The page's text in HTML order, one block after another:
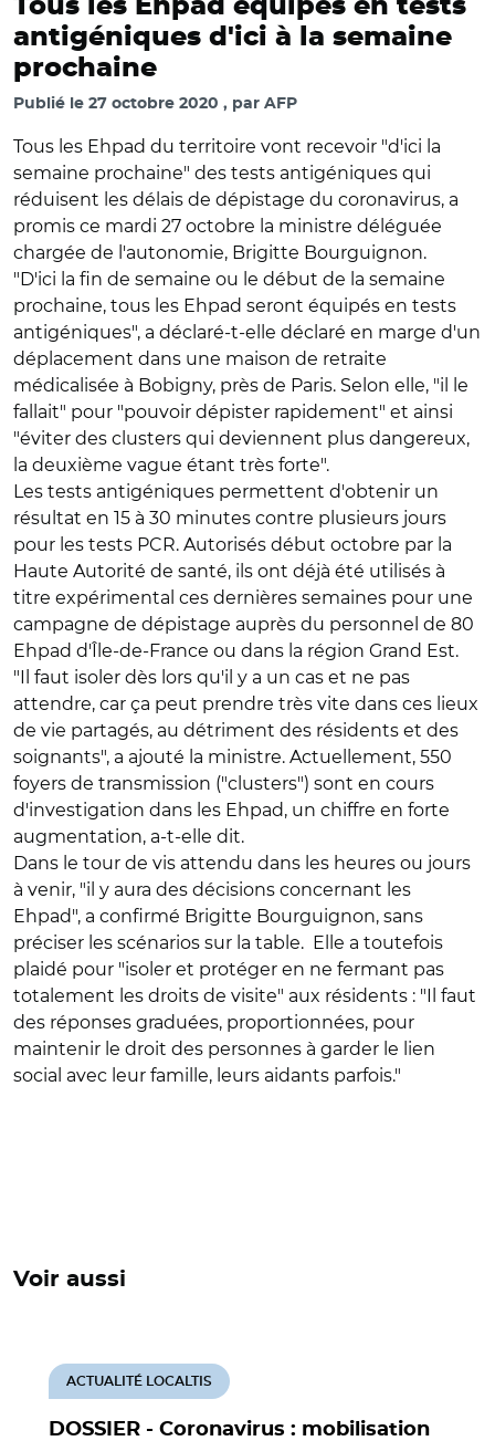
Tous les Ehpad équipés en tests
antigéniques d'ici à la semaine
prochaine
Publié le 27 octobre 2020 par AFP
Tous les Ehpad du territoire vont recevoir "d'ici la
semaine prochaine" des tests antigéniques qui
réduisent les délais de dépistage du coronavirus, a
promis ce mardi 27 octobre la ministre déléguée
chargée de l'autonomie, Brigitte Bourguignon.
"D'ici la fin de semaine ou le début de la semaine
prochaine, tous les Ehpad seront équipés en tests
antigéniques", a déclaré-t-elle déclaré en marge d'un
déplacement dans une maison de retraite
médicalisée à Bobigny, près de Paris. Selon elle, "il le
fallait" pour "pouvoir dépister rapidement" et ainsi
"éviter des clusters qui deviennent plus dangereux,
la deuxième vague étant très forte".
Les tests antigéniques permettent d'obtenir un
résultat en 15 à 30 minutes contre plusieurs jours
pour les tests PCR. Autorisés début octobre par la
Haute Autorité de santé, ils ont déjà été utilisés à
titre expérimental ces dernières semaines pour une
campagne de dépistage auprès du personnel de 80
Ehpad d'Île-de-France ou dans la région Grand Est.
"Il faut isoler dès lors qu'il y a un cas et ne pas
attendre, car ça peut prendre très vite dans ces lieux
de vie partagés, au détriment des résidents et des
soignants", a ajouté la ministre. Actuellement, 550
foyers de transmission ("clusters") sont en cours
d'investigation dans les Ehpad, un chiffre en forte
augmentation, a-t-elle dit.
Dans le tour de vis attendu dans les heures ou jours
à venir, "il y aura des décisions concernant les
Ehpad", a confirmé Brigitte Bourguignon, sans
préciser les scénarios sur la table. Elle a toutefois
plaidé pour "isoler et protéger en ne fermant pas
totalement les droits de visite" aux résidents : "Il faut
des réponses graduées, proportionnées, pour
maintenir le droit des personnes à garder le lien
social avec leur famille, leurs aidants parfois."
Voir aussi
DOSSIER - Coronavirus : mobilisation
ACTUALITÉ LOCALTIS